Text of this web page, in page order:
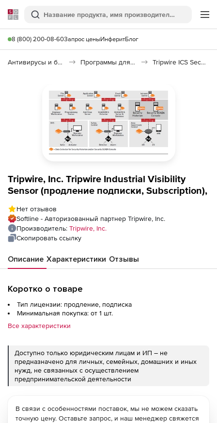
Softline
Поиск
8 (800) 200-08-60Запрос ценыИнферитБлог
Антивирусы и безопасность Программы для защиты информации Tripwire ICS Security Suite
Tripwire, Inc. Tripwire Industrial Visibility
Sensor (продление подписки, Subscription),
Нет отзывов
Softline - Авторизованный партнер Tripwire, Inc.
Производитель: Tripwire, Inc.
Скопировать ссылку
Описание Характеристики Отзывы
Коротко о товаре
Тип лицензии: продление, подписка
Минимальная покупка: от 1 шт.
Все характеристики
Доступно только юридическим лицам и ИП – не
предназначено для личных, семейных, домашних и иных
нужд, не связанных с осуществлением
предпринимательской деятельности
В связи с особенностями поставок, мы не можем сказать
точную цену. Оставьте запрос, и наш менеджер свяжется